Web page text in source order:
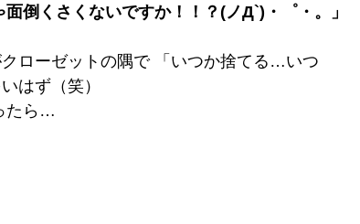
倒くさくないですか！！？(ノД`)・゜・。」
ローゼットの隅で 「いつか捨てる…いつ
はず（笑）
たら…